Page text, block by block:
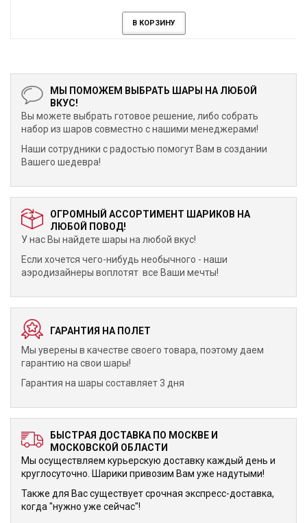
В КОРЗИНУ
МЫ ПОМОЖЕМ ВЫБРАТЬ ШАРЫ НА ЛЮБОЙ
ВКУС!
Вы можете выбрать готовое решение, либо собрать
набор из шаров совместно с нашими менеджерами!
Наши сотрудники с радостью помогут Вам в создании
Вашего шедевра!
ОГРОМНЫЙ АССОРТИМЕНТ ШАРИКОВ НА
ЛЮБОЙ ПОВОД!
У нас Вы найдете шары на любой вкус!
Если хочется чего-нибудь необычного - наши
аэродизайнеры воплотят все Ваши мечты!
ГАРАНТИЯ НА ПОЛЕТ
Мы уверены в качестве своего товара, поэтому даем
гарантию на свои шары!
Гарантия на шары составляет 3 дня
БЫСТРАЯ ДОСТАВКА ПО МОСКВЕ И
МОСКОВСКОЙ ОБЛАСТИ
Мы осуществляем курьерскую доставку каждый день и
круглосуточно. Шарики привозим Вам уже надутыми!
Также для Вас существует срочная экспресс-доставка,
когда "нужно уже сейчас"!